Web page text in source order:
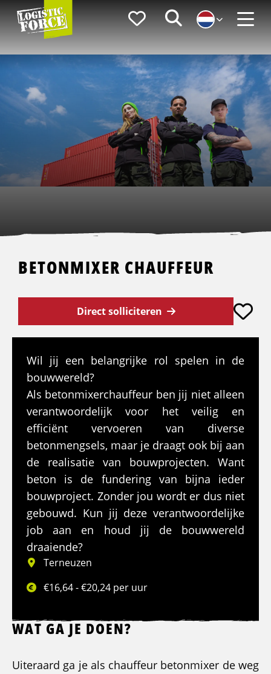
Logistic
Force
FavorietenZoeken
BETONMIXER CHAUFFEUR
Direct solliciteren
Wil jij een belangrijke rol spelen in de
bouwwereld?
Als betonmixerchauffeur ben jij niet alleen
verantwoordelijk voor het veilig en
efficiënt vervoeren van diverse
betonmengsels, maar je draagt ook bij aan
de realisatie van bouwprojecten. Want
beton is de fundering van bijna ieder
bouwproject. Zonder jou wordt er dus niet
gebouwd. Kun jij deze verantwoordelijke
job aan en houd jij de bouwwereld
draaiende?
Terneuzen
€16,64 - €20,24 per uur
WAT GA JE DOEN?
Uiteraard ga je als chauffeur betonmixer de weg